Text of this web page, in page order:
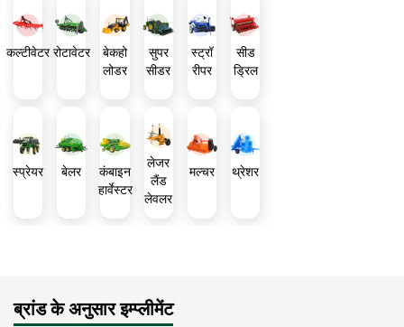
लोडर, और बुल स्किड स्टियर एवी490 बैकहो लोडर, आदि जो अपने
दमदार प्रदर्शन और टिकाऊपन के लिए फेमस हैं।
कल्टीवेटर
स्प्रेयर
रोटावेटर
बेलर
बेकहो
लोडर
कंबाइन
हार्वेस्टर
सुपर
सीडर
लेजर
लैंड
लेवलर
स्ट्रॉ
रीपर
मल्चर
सीड
ड्रिल
थ्रेशर
ब्रांड के अनुसार इम्प्लीमेंट